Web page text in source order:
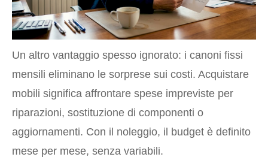
Un altro vantaggio spesso ignorato: i canoni fissi
mensili eliminano le sorprese sui costi. Acquistare
mobili significa affrontare spese impreviste per
riparazioni, sostituzione di componenti o
aggiornamenti. Con il noleggio, il budget è definito
mese per mese, senza variabili.